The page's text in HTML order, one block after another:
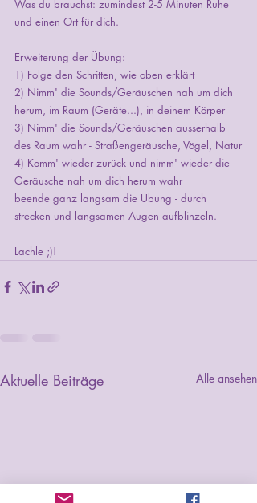
Was du brauchst: zumindest 2-5 Minuten Ruhe
und einen Ort für dich.
Erweiterung der Übung:
1) Folge den Schritten, wie oben erklärt
2) Nimm' die Sounds/Geräuschen nah um dich
herum, im Raum (Geräte...), in deinem Körper
3) Nimm' die Sounds/Geräuschen ausserhalb
des Raum wahr - Straßengeräusche, Vögel, Natur
4) Komm' wieder zurück und nimm' wieder die
Geräusche nah um dich herum wahr
beende ganz langsam die Übung - durch
strecken und langsamen Augen aufblinzeln.
Lächle ;)!
Aktuelle Beiträge Alle ansehen